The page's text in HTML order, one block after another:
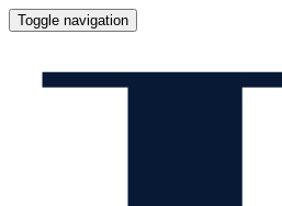
Toggle navigation